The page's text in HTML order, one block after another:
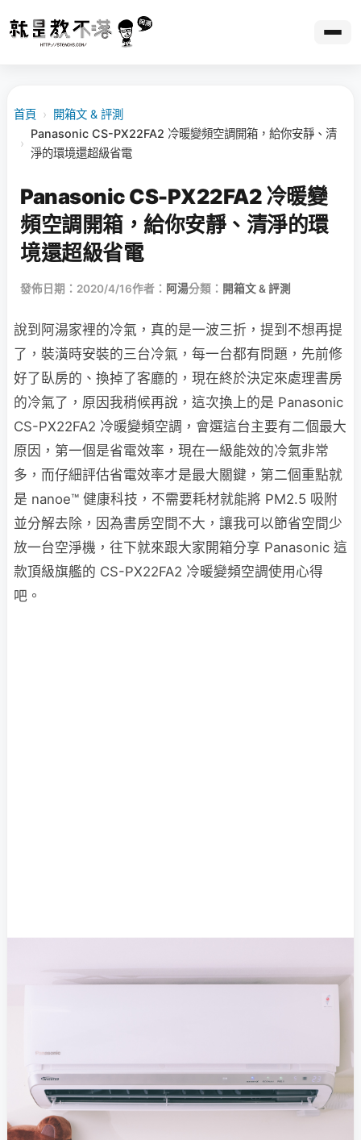
首頁 › 開箱文 & 評測
›
Panasonic CS-PX22FA2 冷暖變頻空調開箱，給你安靜、清
淨的環境還超級省電
Panasonic CS-PX22FA2 冷暖變
頻空調開箱，給你安靜、清淨的環
境還超級省電
發佈日期：2020/4/16作者： 阿湯分類： 開箱文 & 評測
說到阿湯家裡的冷氣，真的是一波三折，提到不想再提
了，裝潢時安裝的三台冷氣，每一台都有問題，先前修
好了臥房的、換掉了客廳的，現在終於決定來處理書房
的冷氣了，原因我稍候再說，這次換上的是 Panasonic
CS-PX22FA2 冷暖變頻空調，會選這台主要有二個最大
原因，第一個是省電效率，現在一級能效的冷氣非常
多，而仔細評估省電效率才是最大關鍵，第二個重點就
是 nanoe™ 健康科技，不需要耗材就能將 PM2.5 吸附
並分解去除，因為書房空間不大，讓我可以節省空間少
放一台空淨機，往下就來跟大家開箱分享 Panasonic 這
款頂級旗艦的 CS-PX22FA2 冷暖變頻空調使用心得
吧。